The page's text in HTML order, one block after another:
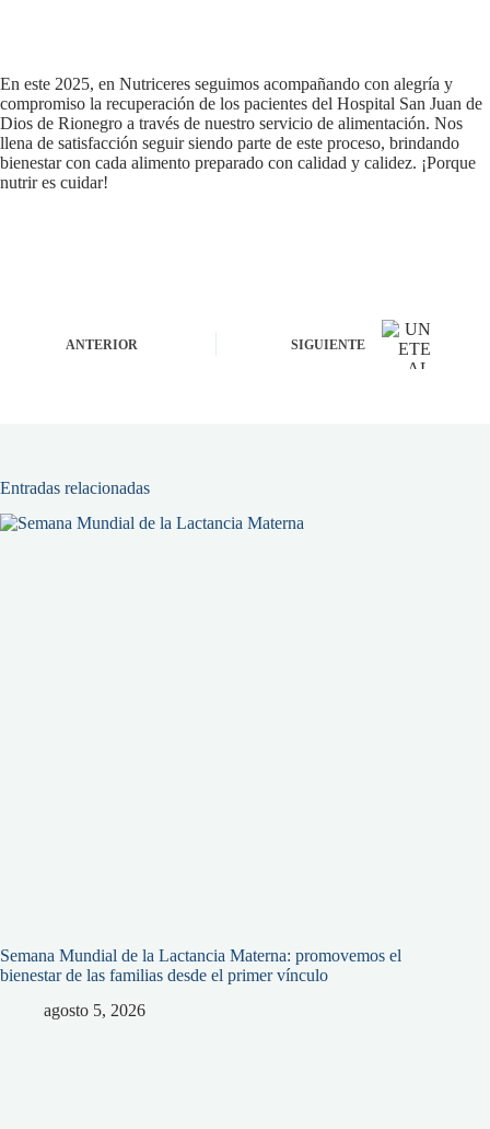
En este 2025, en Nutriceres seguimos acompañando con alegría y
compromiso la recuperación de los pacientes del Hospital San Juan de
Dios de Rionegro a través de nuestro servicio de alimentación. Nos
llena de satisfacción seguir siendo parte de este proceso, brindando
bienestar con cada alimento preparado con calidad y calidez. ¡Porque
nutrir es cuidar!
ANTERIOR SIGUIENTE
Entradas relacionadas
Semana Mundial de la Lactancia Materna: promovemos el
bienestar de las familias desde el primer vínculo
agosto 5, 2026